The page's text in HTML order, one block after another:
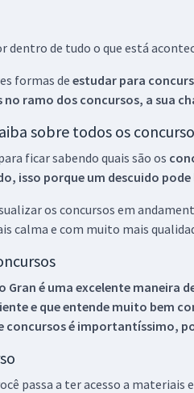
dentro de tudo o que está
formas deestudar para
no ramo dos concursos, a sua
sobre todos os
ficar sabendo quais são os
isso porque um descuido
os concursos em
calma e com muito mais
Gran é uma excelente maneira
e que entende muito bem
concursos é importantíssimo,
passa a ter acesso a